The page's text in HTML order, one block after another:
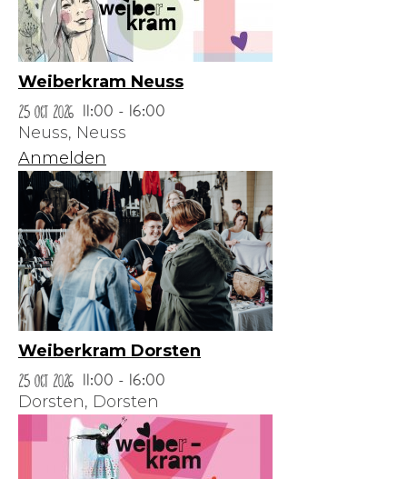
Weiberkram Neuss
25 Oct 2026
11:00 - 16:00
Neuss, Neuss
Anmelden
Weiberkram Dorsten
25 Oct 2026
11:00 - 16:00
Dorsten, Dorsten